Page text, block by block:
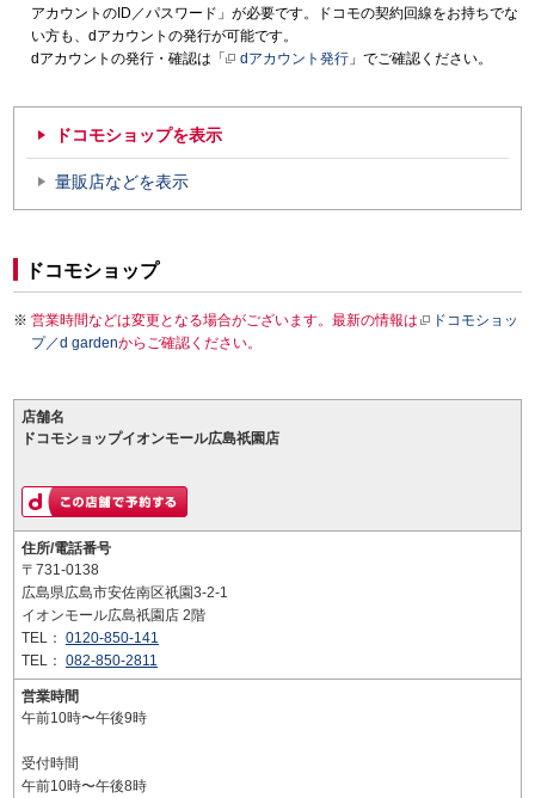
アカウントのID／パスワード」が必要です。ドコモの契約回線をお持ちでな
い方も、dアカウントの発行が可能です。
dアカウントの発行・確認は「
dアカウント発行 」でご確認ください。
ドコモショップを表示
量販店などを表示
ドコモショップ
営業時間などは変更となる場合がございます。最新の情報は
ドコモショッ
プ／d gardenからご確認ください。
店舗名
ドコモショップイオンモール広島祇園店
住所/電話番号
〒731-0138
広島県広島市安佐南区祇園3-2-1
イオンモール広島祇園店 2階
TEL： 0120-850-141
TEL： 082-850-2811
営業時間
午前10時〜午後9時
受付時間
午前10時〜午後8時